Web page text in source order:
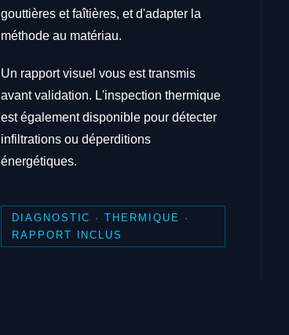
gouttières et faîtières, et d'adapter la
méthode au matériau.
Un rapport visuel vous est transmis
avant validation. L'inspection thermique
est également disponible pour détecter
infiltrations ou déperditions
énergétiques.
DIAGNOSTIC · THERMIQUE ·
RAPPORT INCLUS